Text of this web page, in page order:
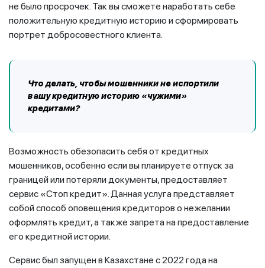
не было просрочек. Так вы сможете наработать себе
положительную кредитную историю и сформировать
портрет добросовестного клиента.
Что делать, чтобы мошенники не испортили
вашу кредитную историю «чужими»
кредитами?
Возможность обезопасить себя от кредитных
мошенников, особенно если вы планируете отпуск за
границей или потеряли документы, предоставляет
сервис «Стоп кредит». Данная услуга представляет
собой способ оповещения кредиторов о нежелании
оформлять кредит, а также запрета на предоставление
его кредитной истории.
Сервис был запущен в Казахстане с 2022 года на